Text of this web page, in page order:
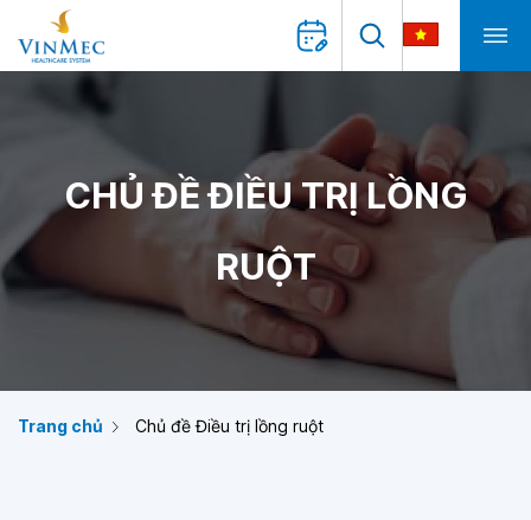
CHỦ ĐỀ ĐIỀU TRỊ LỒNG
RUỘT
Trang chủ Chủ đề Điều trị lồng ruột